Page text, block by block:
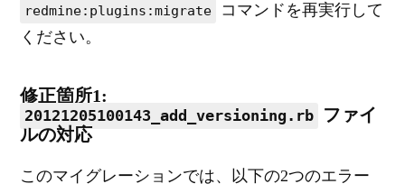
redmine:plugins:migrate
コマンドを再実行して
ください。
修正箇所1:
20121205100143_add_versioning.rb
ファイ
ルの対応
このマイグレーションでは、以下の2つのエラー